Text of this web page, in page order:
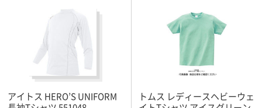
アイトス HERO’S UNIFORM
トムス レディースヘビーウェ